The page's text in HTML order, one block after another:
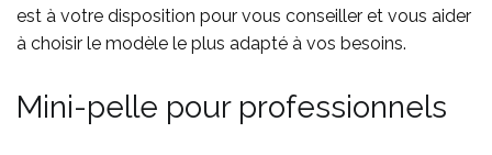
est à votre disposition pour vous conseiller et vous aider
à choisir le modèle le plus adapté à vos besoins.
Mini-pelle pour professionnels